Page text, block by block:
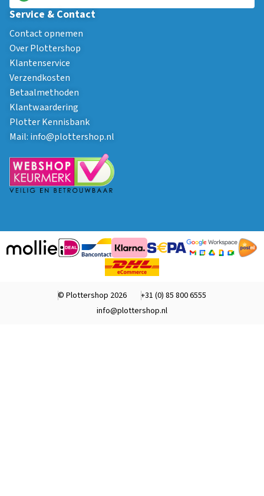
Service & Contact
Contact opnemen
Over Plottershop
Klantenservice
Verzendkosten
Betaalmethoden
Klantwaardering
Plotter Kennisbank
Mail: info@plottershop.nl
© Plottershop 2026
+31 (0) 85 800 6555
info@plottershop.nl